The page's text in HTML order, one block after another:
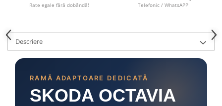
Camere marșarier auto
Camere marșarier universale
Camere Skoda
Camere Volkswagen
Camere Mercedes Benz
Rate egale fără dobândă! Telefonic / WhatsAPP
Descriere
RAMĂ ADAPTOARE DEDICATĂ
SKODA OCTAVIA